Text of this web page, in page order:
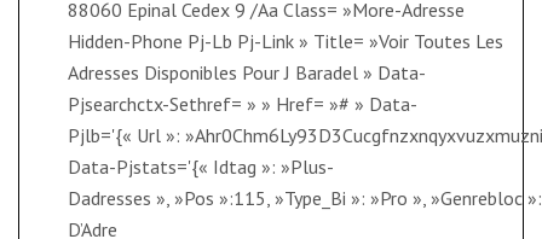
88060 Epinal Cedex 9 /Aa Class= »More-Adresse
Hidden-Phone Pj-Lb Pj-Link » Title= »Voir Toutes Les
Adresses Disponibles Pour J Baradel » Data-
Pjsearchctx-Sethref= » » Href= »# » Data-
Pjlb='{« Url »:
Data-Pjstats='{« Idtag »: »Plus-
Dadresses », »Pos »:115, »Type_Bi »: »Pro », »Genrebloc
D’Adre